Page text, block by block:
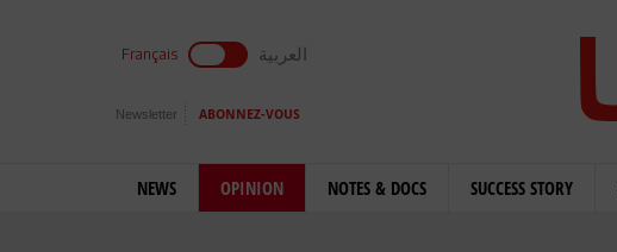
Français العربية
Newsletter ABONNEZ-VOUS
NEWS OPINION NOTES & DOCS SUCCESS STORY